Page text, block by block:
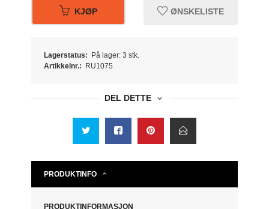
KJØP ØNSKELISTE
Lagerstatus:
På lager: 3 stk.
Artikkelnr.:
RU1075
DEL DETTE
PRODUKTINFO
PRODUKTINFORMASJON